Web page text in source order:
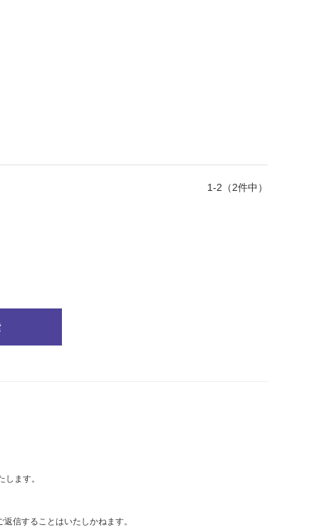
1-2（2件中）
ます。
信することはいたしかねます。